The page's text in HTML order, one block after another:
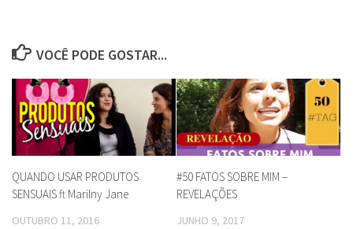
VOCÊ PODE GOSTAR...
QUANDO USAR PRODUTOS
SENSUAIS ft Marilny Jane
OUTUBRO 11, 2016
#50 FATOS SOBRE MIM –
REVELAÇÕES
JUNHO 9, 2017